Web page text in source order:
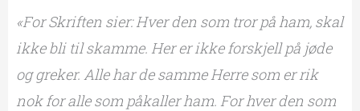
«For Skriften sier: Hver den som tror på ham, skal
ikke bli til skamme. Her er ikke forskjell på jøde
og greker. Alle har de samme Herre som er rik
nok for alle som påkaller ham. For hver den som